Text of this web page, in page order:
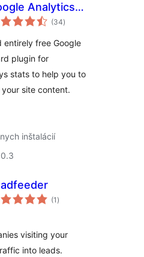
Analytics
for
(34celkové
hodnotenie
)
free Google
plugin for
stats to help you to
site content.
inštalácií
(1 celkové
hodnotenie
)
visiting your
into leads.